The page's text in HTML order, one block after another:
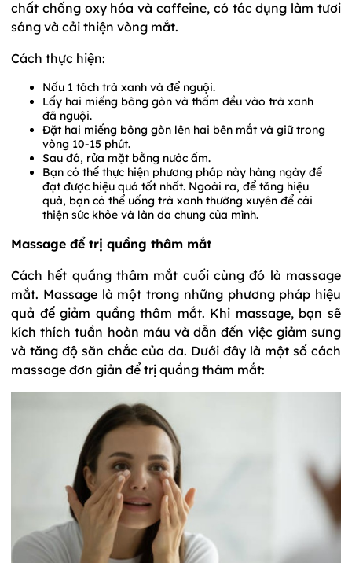
chất chống oxy hóa và caffeine, có tác dụng làm tươi
sáng và cải thiện vòng mắt.
Cách thực hiện:
Nấu 1 tách trà xanh và để nguội.
Lấy hai miếng bông gòn và thấm đều vào trà xanh
đã nguội.
Đặt hai miếng bông gòn lên hai bên mắt và giữ trong
vòng 10-15 phút.
Sau đó, rửa mặt bằng nước ấm.
Bạn có thể thực hiện phương pháp này hàng ngày để
đạt được hiệu quả tốt nhất. Ngoài ra, để tăng hiệu
quả, bạn có thể uống trà xanh thường xuyên để cải
thiện sức khỏe và làn da chung của mình.
Massage để trị quầng thâm mắt
Cách hết quầng thâm mắt cuối cùng đó là massage
mắt. Massage là một trong những phương pháp hiệu
quả để giảm quầng thâm mắt. Khi massage, bạn sẽ
kích thích tuần hoàn máu và dẫn đến việc giảm sưng
và tăng độ săn chắc của da. Dưới đây là một số cách
massage đơn giản để trị quầng thâm mắt: